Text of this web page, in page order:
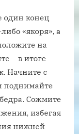
один конец
«якоря», а
на
– в итоге
Начните с
поднимайте
Сожмите
избегая
нижней